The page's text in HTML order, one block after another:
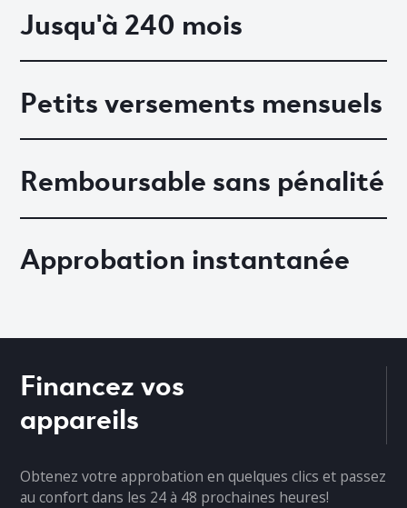
Jusqu'à 240 mois
Petits versements mensuels
Remboursable sans pénalité
Approbation instantanée
Financez vos
appareils
Obtenez votre approbation en quelques clics et passez
au confort dans les 24 à 48 prochaines heures!